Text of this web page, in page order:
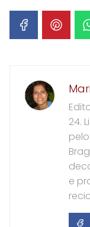
24.
e